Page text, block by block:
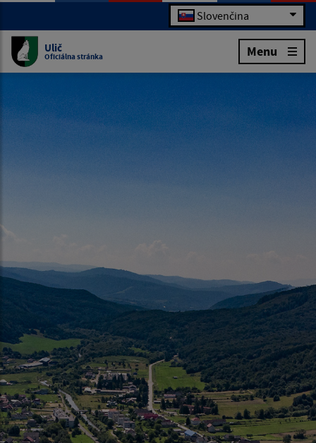
Slovenčina
Ulič
Oficiálna stránka Menu